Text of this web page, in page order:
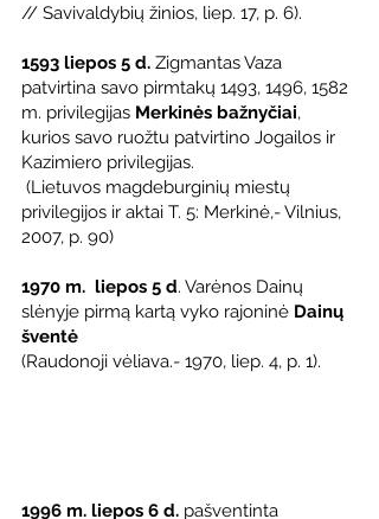
// Savivaldybių žinios, liep. 17, p. 6).
1593 liepos 5 d. Zigmantas Vaza
patvirtina savo pirmtakų 1493, 1496, 1582
m. privilegijas Merkinės bažnyčiai,
kurios savo ruožtu patvirtino Jogailos ir
Kazimiero privilegijas.
privilegijos ir aktai T. 5: Merkinė,- Vilnius,
2007, p. 90)
1970 m.  liepos 5 d. Varėnos Dainų
slėnyje pirmą kartą vyko rajoninė Dainų
šventė
(Raudonoji vėliava.- 1970, liep. 4, p. 1).
1996 m. liepos 6 d. pašventinta